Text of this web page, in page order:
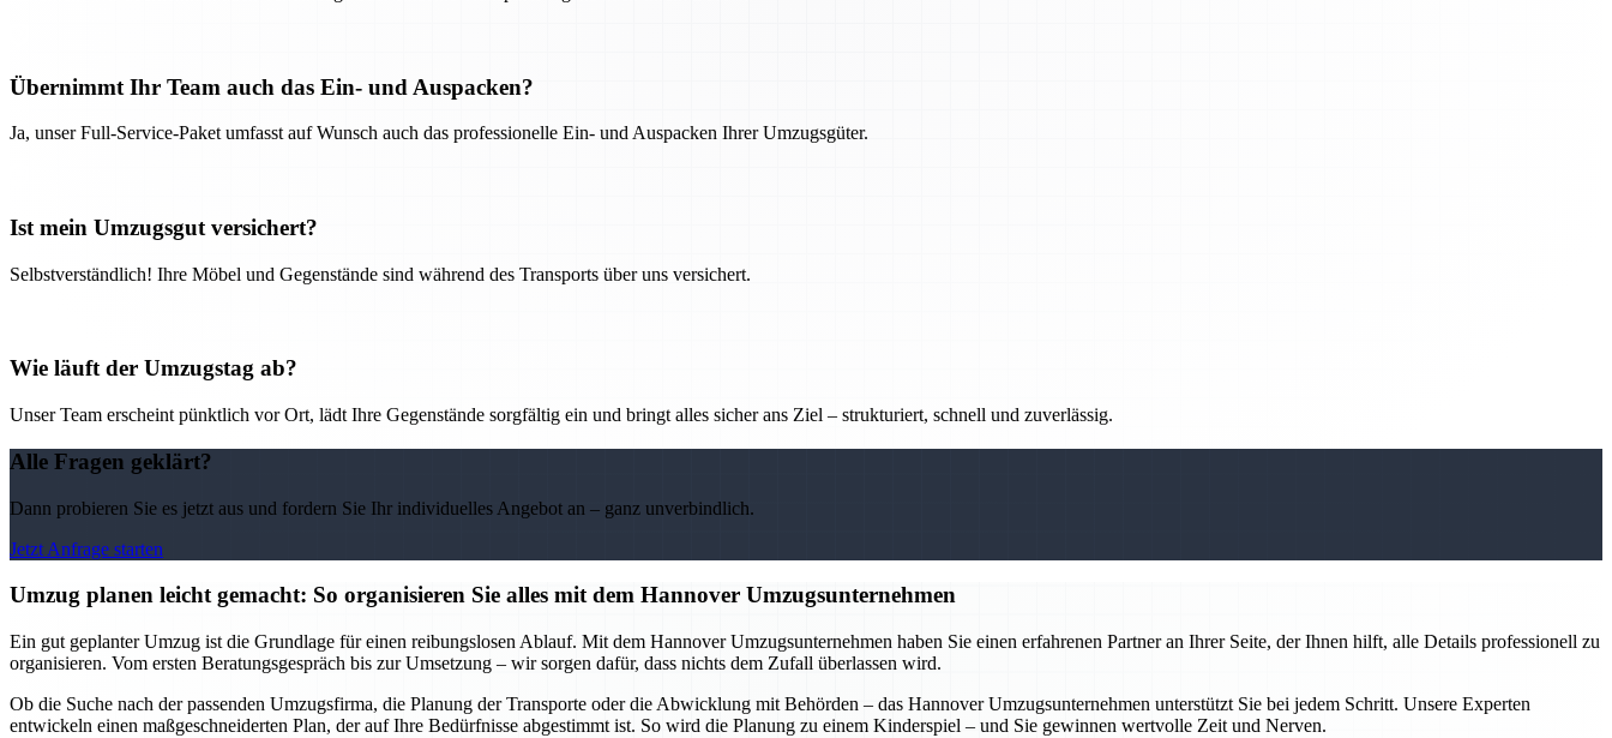
Übernimmt Ihr Team auch das Ein- und Auspacken?
Ja, unser Full-Service-Paket umfasst auf Wunsch auch das professionelle Ein- und Auspacken Ihrer Umzugsgüter.
Ist mein Umzugsgut versichert?
Selbstverständlich! Ihre Möbel und Gegenstände sind während des Transports über uns versichert.
Wie läuft der Umzugstag ab?
Unser Team erscheint pünktlich vor Ort, lädt Ihre Gegenstände sorgfältig ein und bringt alles sicher ans Ziel – strukturiert, schnell und zuverlässig.
Alle Fragen geklärt?
Dann probieren Sie es jetzt aus und fordern Sie Ihr individuelles Angebot an – ganz unverbindlich.
Jetzt Anfrage starten
Umzug planen leicht gemacht: So organisieren Sie alles mit dem Hannover Umzugsunternehmen
Ein gut geplanter Umzug ist die Grundlage für einen reibungslosen Ablauf. Mit dem Hannover Umzugsunternehmen haben Sie einen erfahrenen Partner an Ihrer Seite, der Ihnen hilft, alle Details professionell zu
organisieren. Vom ersten Beratungsgespräch bis zur Umsetzung – wir sorgen dafür, dass nichts dem Zufall überlassen wird.
Ob die Suche nach der passenden Umzugsfirma, die Planung der Transporte oder die Abwicklung mit Behörden – das Hannover Umzugsunternehmen unterstützt Sie bei jedem Schritt. Unsere Experten
entwickeln einen maßgeschneiderten Plan, der auf Ihre Bedürfnisse abgestimmt ist. So wird die Planung zu einem Kinderspiel – und Sie gewinnen wertvolle Zeit und Nerven.